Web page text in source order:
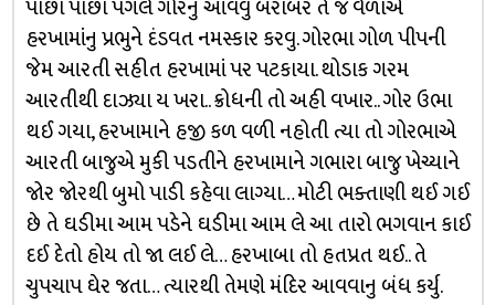
પાછા પાછા પગલે ગોરનુ આવવુ બરાબર તે જ વેળાએ
હરખામાંનુ પ્રભુને દંડવત નમસ્કાર કરવુ. ગોરભા ગોળ પીપની
જેમ આરતી સહીત હરખામાં પર પટકાયા. થોડાક ગરમ
આરતીથી દાઝ્યા ય ખરા.. ક્રોધની તો અહી વખાર.. ગોર ઉભા
થઈ ગયા, હરખામાને હજી કળ વળી નહોતી ત્યા તો ગોરભાએ
આરતી બાજુએ મુકી પડતીને હરખામાને ગભારા બાજુ ખેચ્યાને
જોર જોરથી બુમો પાડી કહેવા લાગ્યા… મોટી ભક્તાણી થઈ ગઈ
છે તે ઘડીમા આમ પડેને ઘડીમા આમ લે આ તારો ભગવાન કાઈ
દઈ દેતો હોય તો જા લઈ લે… હરખાબા તો હતપ્રત થઈ.. તે
ચુપચાપ ઘેર જતા… ત્યારથી તેમણે મંદિર આવવાનુ બંધ કર્યુ.